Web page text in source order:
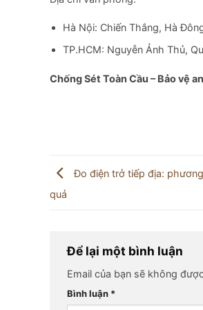
Hà Nội: Chiến Thắng, Hà
TP.HCM: Nguyễn Ảnh Thủ,
Chống Sét Toàn Cầu – Bảo vệ
Đo điện trở tiếp địa:
quả
Để lại một bình luận
Email của bạn sẽ không
Bình luận *